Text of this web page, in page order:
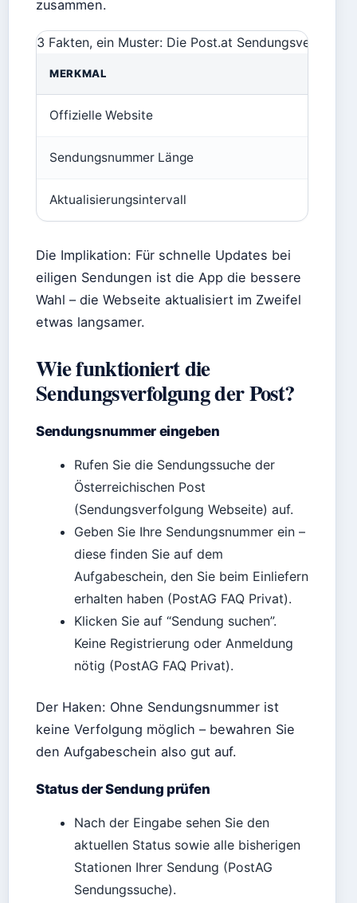
zusammen.
3 Fakten, ein Muster: Die Post.at
MERKMAL
Offizielle Website
Sendungsnummer Länge
Aktualisierungsintervall
Die Implikation: Für schnelle Updates bei
eiligen Sendungen ist die App die bessere
Wahl – die Webseite aktualisiert im Zweifel
etwas langsamer.
Wie funktioniert die
Sendungsverfolgung der Post?
Sendungsnummer eingeben
Rufen Sie die Sendungssuche der
Österreichischen Post
(Sendungsverfolgung Webseite) auf.
Geben Sie Ihre Sendungsnummer ein –
diese finden Sie auf dem
Aufgabeschein, den Sie beim Einliefern
erhalten haben (PostAG FAQ Privat).
Klicken Sie auf “Sendung suchen”.
Keine Registrierung oder Anmeldung
nötig (PostAG FAQ Privat).
Der Haken: Ohne Sendungsnummer ist
keine Verfolgung möglich – bewahren Sie
den Aufgabeschein also gut auf.
Status der Sendung prüfen
Nach der Eingabe sehen Sie den
aktuellen Status sowie alle bisherigen
Stationen Ihrer Sendung (PostAG
Sendungssuche).